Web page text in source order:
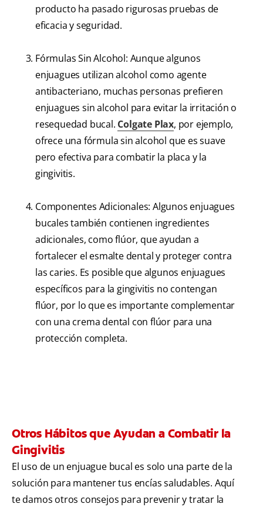
producto ha pasado rigurosas pruebas de
eficacia y seguridad.
Fórmulas Sin Alcohol: Aunque algunos
enjuagues utilizan alcohol como agente
antibacteriano, muchas personas prefieren
enjuagues sin alcohol para evitar la irritación o
resequedad bucal. Colgate Plax, por ejemplo,
ofrece una fórmula sin alcohol que es suave
pero efectiva para combatir la placa y la
gingivitis.
Componentes Adicionales: Algunos enjuagues
bucales también contienen ingredientes
adicionales, como flúor, que ayudan a
fortalecer el esmalte dental y proteger contra
las caries. Es posible que algunos enjuagues
específicos para la gingivitis no contengan
flúor, por lo que es importante complementar
con una crema dental con flúor para una
protección completa.
Otros Hábitos que Ayudan a Combatir la
Gingivitis
El uso de un enjuague bucal es solo una parte de la
solución para mantener tus encías saludables. Aquí
te damos otros consejos para prevenir y tratar la